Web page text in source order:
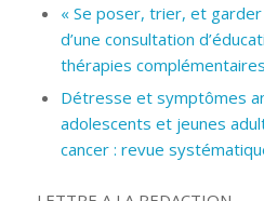
« Se poser, trier, et garder
d’une consultation
thérapies complémentaires
Détresse et symptômes
adolescents et jeunes
cancer : revue